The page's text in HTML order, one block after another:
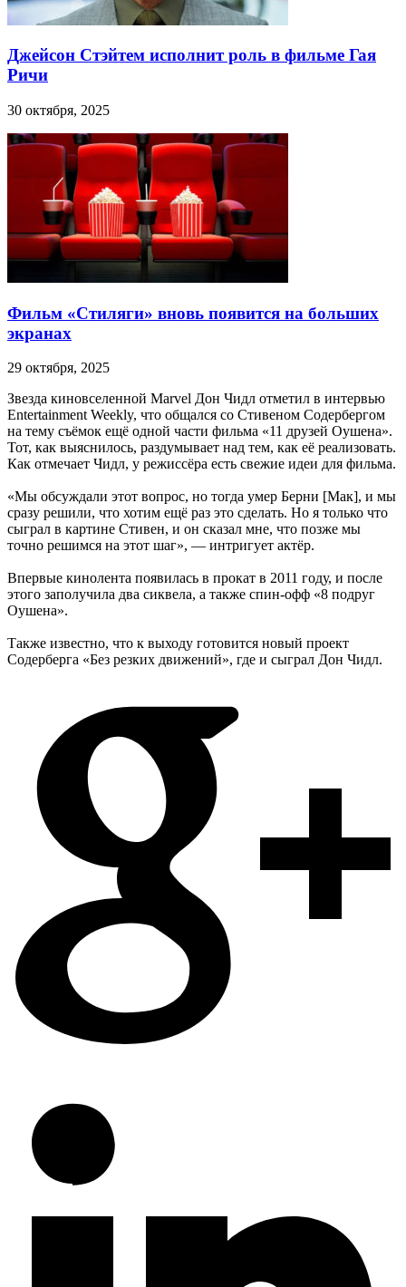
Джейсон Стэйтем исполнит роль в фильме Гая
Ричи
30 октября, 2025
Фильм «Стиляги» вновь появится на больших
экранах
29 октября, 2025
Звезда киновселенной Marvel Дон Чидл отметил в интервью
Entertainment Weekly, что общался со Стивеном Содербергом
на тему съёмок ещё одной части фильма «11 друзей Оушена».
Тот, как выяснилось, раздумывает над тем, как её реализовать.
Как отмечает Чидл, у режиссёра есть свежие идеи для фильма.
«Мы обсуждали этот вопрос, но тогда умер Берни [Мак], и мы
сразу решили, что хотим ещё раз это сделать. Но я только что
сыграл в картине Стивен, и он сказал мне, что позже мы
точно решимся на этот шаг», — интригует актёр.
Впервые кинолента появилась в прокат в 2011 году, и после
этого заполучила два сиквела, а также спин-офф «8 подруг
Оушена».
Также известно, что к выходу готовится новый проект
Содерберга «Без резких движений», где и сыграл Дон Чидл.